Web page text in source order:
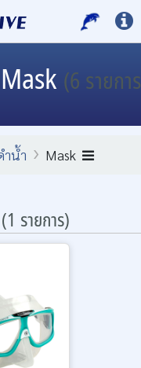
Mask (6 รายกา
น้ำ Mask
(1 รายการ)